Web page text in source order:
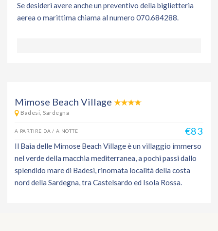
Se desideri avere anche un preventivo della biglietteria
aerea o marittima chiama al numero 070.684288.
Mimose Beach Village
Badesi, Sardegna
A PARTIRE DA / A NOTTE €83
Il Baia delle Mimose Beach Village è un villaggio immerso
nel verde della macchia mediterranea, a pochi passi dallo
splendido mare di Badesi, rinomata località della costa
nord della Sardegna, tra Castelsardo ed Isola Rossa.